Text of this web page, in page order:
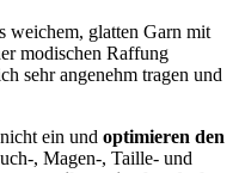
weichem, glatten Garn mit
modischen Raffung
sehr angenehm tragen und
ein und optimieren den
, Magen-, Taille- und